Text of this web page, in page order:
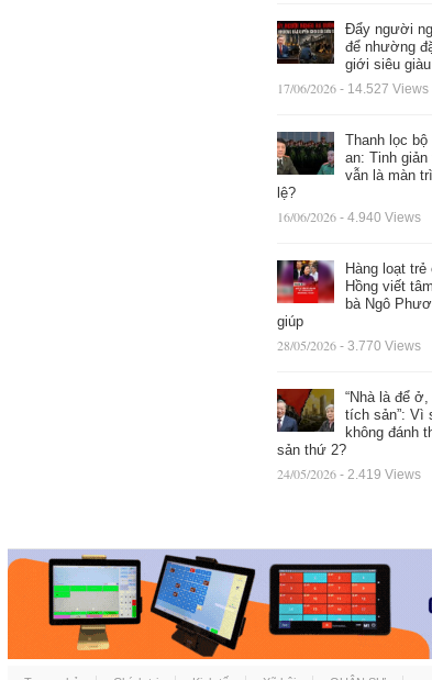
Đẩy người
để nhường
giới siêu giàu
17/06/2026 - 14.527 Views
Thanh lọc
an: Tinh
vẫn là màn
lệ?
16/06/2026 - 4.940 Views
Hàng loạt
Hồng viết
bà Ngô
giúp
28/05/2026 - 3.770 Views
“Nhà là để
tích sản”: Vì
không đánh
sản thứ 2?
24/05/2026 - 2.419 Views